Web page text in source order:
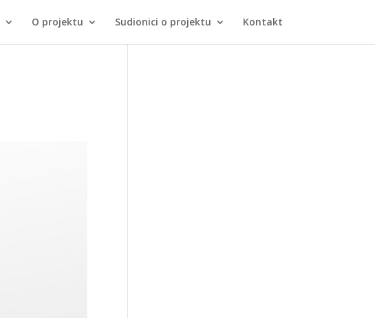
O projektu Sudionici o projektu Kontakt